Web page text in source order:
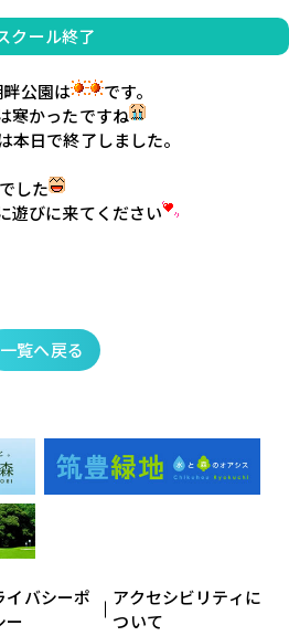
クール終了
杜の湖畔公園は
です。
寒かったですね
本日で終了しました。
した
遊びに来てください
一覧へ戻る
イバシーポ
ー
アクセシビリティに
ついて